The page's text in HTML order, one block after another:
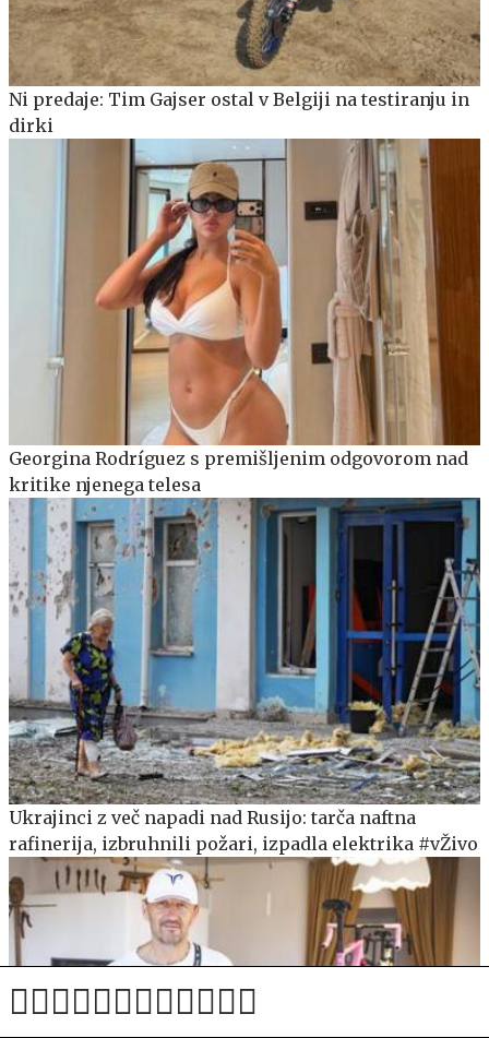
Ni predaje: Tim Gajser ostal v Belgiji na testiranju in
dirki
Georgina Rodríguez s premišljenim odgovorom nad
kritike njenega telesa
Ukrajinci z več napadi nad Rusijo: tarča naftna
rafinerija, izbruhnili požari, izpadla elektrika #vŽivo